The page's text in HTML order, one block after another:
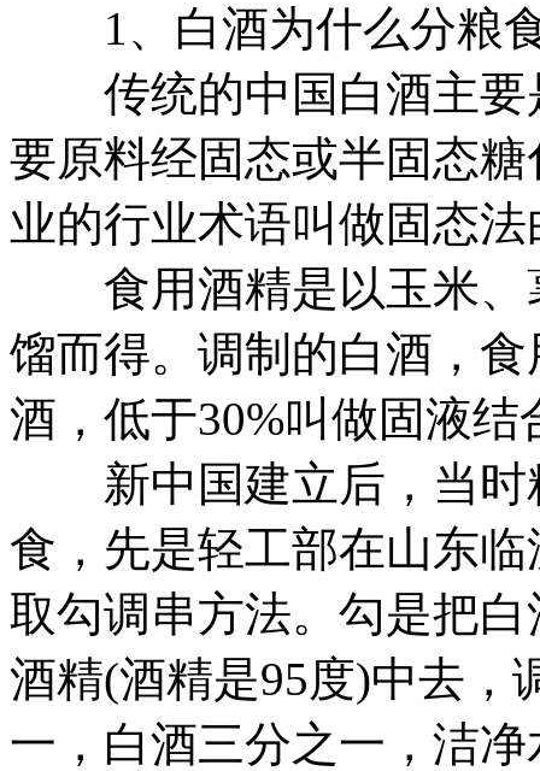
1、白酒为什么分粮食
传统的中国白酒主要
要原料经固态或半固态
业的行业术语叫做固态法
食用酒精是以玉米、
馏而得。调制的白酒，
酒，低于30%叫做固液结
新中国建立后，当时
食，先是轻工部在山东
取勾调串方法。勾是把
酒精(酒精是95度)中去，
一，白酒三分之一，洁